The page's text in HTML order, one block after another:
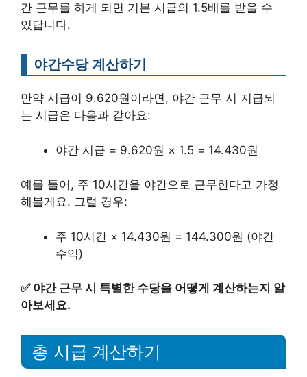
간 근무를 하게 되면 기본 시급의 1.5배를 받을 수
있답니다.
야간수당 계산하기
만약 시급이 9.620원이라면, 야간 근무 시 지급되
는 시급은 다음과 같아요:
야간 시급 = 9.620원 × 1.5 = 14.430원
예를 들어, 주 10시간을 야간으로 근무한다고 가정
해볼게요. 그럴 경우:
주 10시간 × 14.430원 = 144.300원 (야간
수익)
✅ 야간 근무 시 특별한 수당을 어떻게 계산하는지 알
아보세요.
총 시급 계산하기